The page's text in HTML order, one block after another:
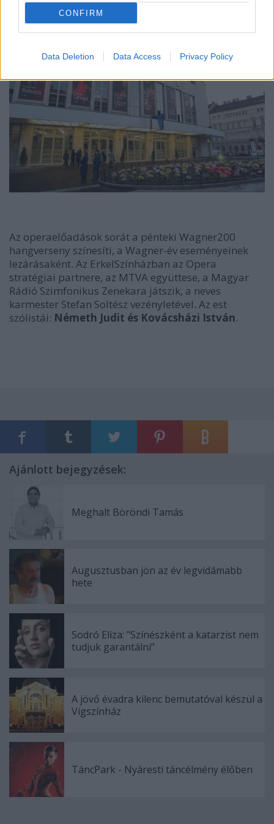
CONFIRM
Data Deletion Data Access Privacy Policy
Az operaelőadások sorát a pénteki Wagner200
hangverseny színesíti, a Wagner-év eseményeinek
lezárásaként. Az ErkelSzínházban az Opera
stratégiai partnere, az MTVA együttese, a Magyar
Rádió Szimfonikus Zenekara játszik, a neves
karmester Stefan Soltész vezényletével. Az est
szólistái: Németh Judit és Kovácsházi István.
Ajánlott bejegyzések:
Meghalt Böröndi Tamás
Augusztusban jön az év legvidámabb
hete
Sodró Eliza: "Színészként a katarzist nem
tudjuk garantálni"
A jövő évadra kilenc bemutatóval készül a
Vígszínház
TáncPark - Nyáresti táncélmény élőben